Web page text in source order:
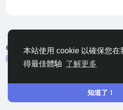
本站使用 cookie 以確保您在
得最佳體驗 了解更多
知道了！
© 2026 嘀咕
中文
關於
條款 隱私 聯絡 網站地圖